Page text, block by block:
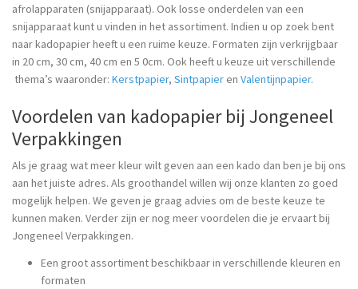
afrolapparaten (snijapparaat). Ook losse onderdelen van een
snijapparaat kunt u vinden in het assortiment. Indien u op zoek bent
naar kadopapier heeft u een ruime keuze. Formaten zijn verkrijgbaar
in 20 cm, 30 cm, 40 cm en 5 0cm. Ook heeft u keuze uit verschillende
thema’s waaronder: Kerstpapier, Sintpapier en Valentijnpapier.
Voordelen van kadopapier bij Jongeneel
Verpakkingen
Als je graag wat meer kleur wilt geven aan een kado dan ben je bij ons
aan het juiste adres. Als groothandel willen wij onze klanten zo goed
mogelijk helpen. We geven je graag advies om de beste keuze te
kunnen maken. Verder zijn er nog meer voordelen die je ervaart bij
Jongeneel Verpakkingen.
Een groot assortiment beschikbaar in verschillende kleuren en
formaten